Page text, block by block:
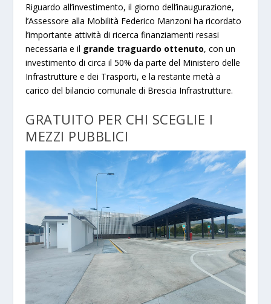
Riguardo all’investimento, il giorno dell’inaugurazione,
l’Assessore alla Mobilità Federico Manzoni ha ricordato
l’importante attività di ricerca finanziamenti resasi
necessaria e il grande traguardo ottenuto, con un
investimento di circa il 50% da parte del Ministero delle
Infrastrutture e dei Trasporti, e la restante metà a
carico del bilancio comunale di Brescia Infrastrutture.
GRATUITO PER CHI SCEGLIE I
MEZZI PUBBLICI